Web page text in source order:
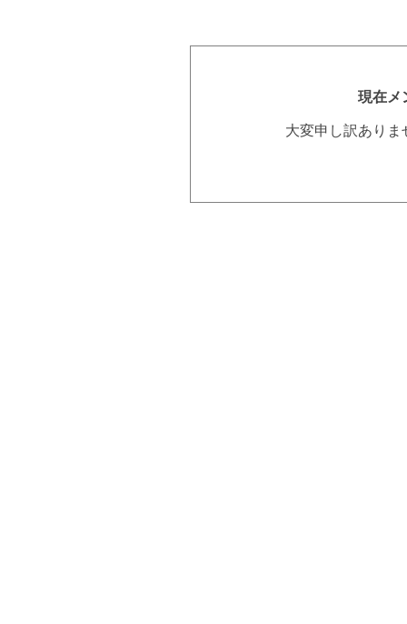
現在メ
大変申し訳あり